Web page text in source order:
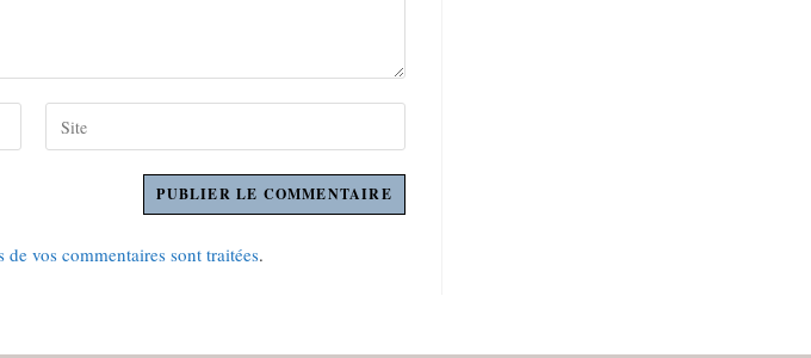
vos commentaires sont traitées.